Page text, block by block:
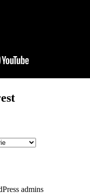
admins